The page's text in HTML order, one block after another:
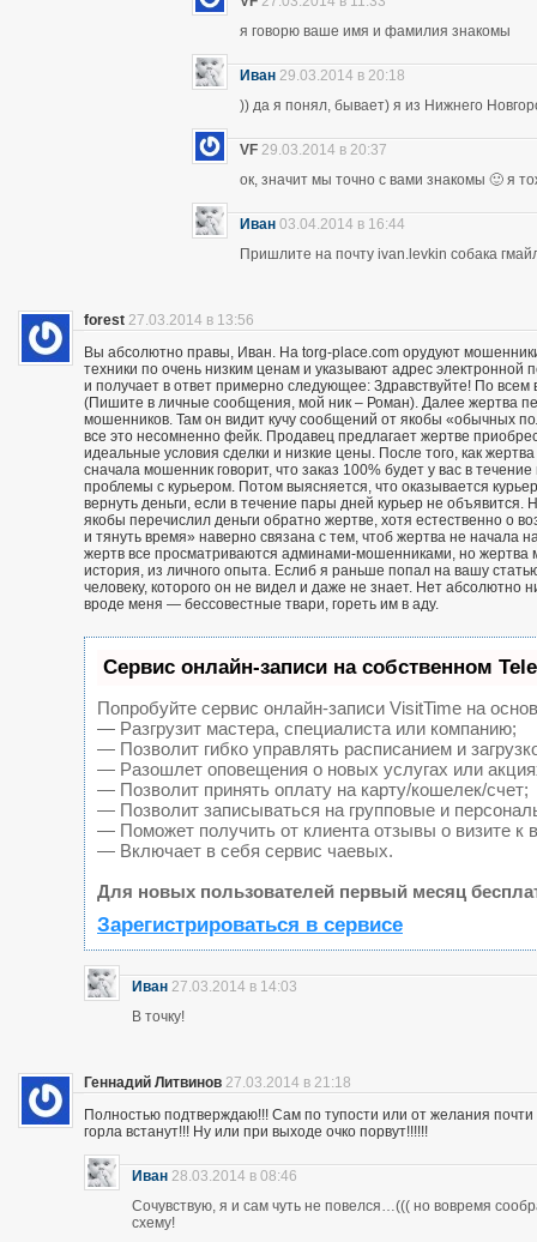
я говорю ваше имя и фамилия знакомы
Иван 29.03.2014 в 20:18
)) да я понял, бывает) я из Нижнего
VF 29.03.2014 в 20:37
ок, значит мы точно с вами знакомы 🙂 я
Иван 03.04.2014 в 16:44
Пришлите на почту ivan.levkin собака
forest 27.03.2014 в 13:56
Вы абсолютно правы, Иван. На torg-place.com орудуют
техники по очень низким ценам и указывают адрес
и получает в ответ примерно следующее: Здравствуйте! По
(Пишите в личные сообщения, мой ник – Роман). Далее жертва
мошенников. Там он видит кучу сообщений от якобы «обычных
все это несомненно фейк. Продавец предлагает жертве
идеальные условия сделки и низкие цены. После того, как
сначала мошенник говорит, что заказ 100% будет у вас в
проблемы с курьером. Потом выясняется, что оказывается
вернуть деньги, если в течение пары дней курьер не
якобы перечислил деньги обратно жертве, хотя естественно о
и тянуть время» наверно связана с тем, чтоб жертва не начала
жертв все просматриваются админами-мошенниками, но жертва
история, из личного опыта. Еслиб я раньше попал на вашу
человеку, которого он не видел и даже не знает. Нет
вроде меня — бессовестные твари, гореть им в аду.
Сервис онлайн-записи на собственном
Попробуйте сервис онлайн-записи VisitTime на
— Разгрузит мастера, специалиста или компанию;
— Позволит гибко управлять расписанием и
— Разошлет оповещения о новых услугах или
— Позволит принять оплату на карту/кошелек/счет;
— Позволит записываться на групповые и
— Поможет получить от клиента отзывы о визите к
— Включает в себя сервис чаевых.
Для новых пользователей первый месяц
Зарегистрироваться в сервисе
Иван 27.03.2014 в 14:03
В точку!
Геннадий Литвинов 27.03.2014 в 21:18
Полностью подтверждаю!!! Сам по тупости или от желания
горла встанут!!! Ну или при выходе очко порвут!!!!!!
Иван 28.03.2014 в 08:46
Сочувствую, я и сам чуть не повелся…((( но вовремя
схему!